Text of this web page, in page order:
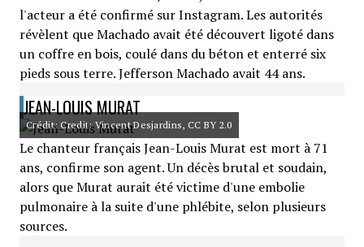
l'acteur a été confirmé sur Instagram. Les autorités
révèlent que Machado avait été découvert ligoté dans
un coffre en bois, coulé dans du béton et enterré six
pieds sous terre. Jefferson Machado avait 44 ans.
JEAN-LOUIS MURAT
Crédit: Credit: Vincent Desjardins, CC BY 2.0
Le chanteur français Jean-Louis Murat est mort à 71
ans, confirme son agent. Un décès brutal et soudain,
alors que Murat aurait été victime d'une embolie
pulmonaire à la suite d'une phlébite, selon plusieurs
sources.